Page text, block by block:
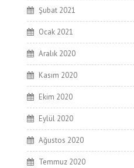
Şubat 2021
Ocak 2021
Aralık 2020
Kasım 2020
Ekim 2020
Eylül 2020
Ağustos 2020
Temmuz 2020